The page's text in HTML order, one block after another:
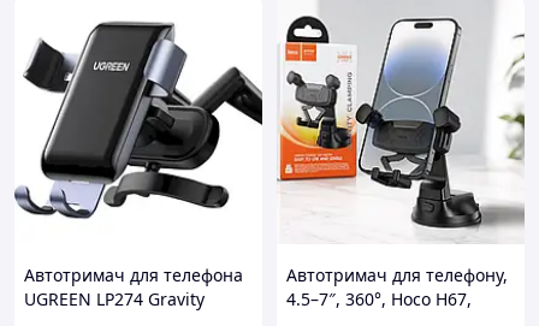
Автотримач для телефона
UGREEN LP274 Gravity
Автотримач для телефону,
4.5–7″, 360°, Hoco H67,